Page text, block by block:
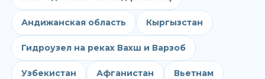
Андижанская область Кыргызстан
Гидроузел на реках Вахш и Варзоб
Узбекистан Афганистан Вьетнам